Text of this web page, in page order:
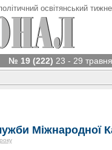
освітянський
№ 19 (222) 23 - 29
Міжнародної